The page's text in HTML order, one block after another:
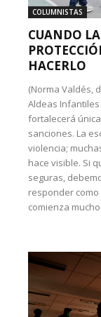
COLUMNISTAS
CUANDO
HACERLO
(Norma Valdés,
Aldeas Infantiles
fortalecerá
sanciones. La
violencia;
hace visible. Si
seguras,
responder
comienza